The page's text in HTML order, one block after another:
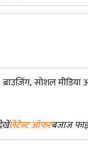
सोशल
लेटेस्ट ऑफरबजाज